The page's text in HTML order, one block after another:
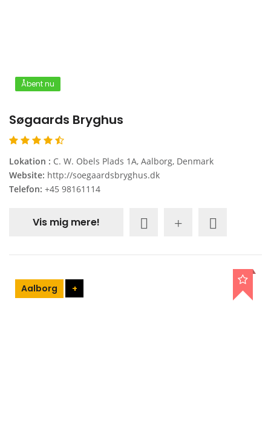
Åbent nu
Søgaards Bryghus
Lokation : C. W. Obels Plads 1A, Aalborg, Denmark
Website: http://soegaardsbryghus.dk
Telefon: +45 98161114
Vis mig mere!
Aalborg +